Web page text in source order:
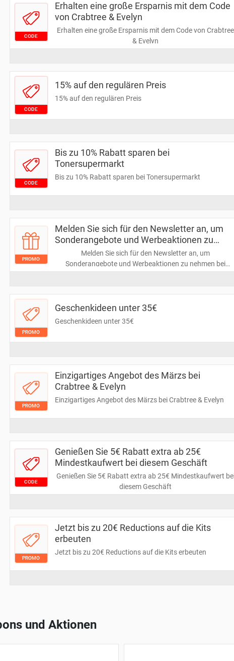
CODE
Erhalten eine große Ersparnis mit dem Code
von Crabtree & Evelyn
Erhalten eine große Ersparnis mit dem Code von Crabtree
& Evelyn
CODE
15% auf den regulären Preis
15% auf den regulären Preis
CODE
Bis zu 10% Rabatt sparen bei
Tonersupermarkt
Bis zu 10% Rabatt sparen bei Tonersupermarkt
PROMO
Melden Sie sich für den Newsletter an, um
Sonderangebote und Werbeaktionen zu
nehmen bei Crabtree & Evelyn
Melden Sie sich für den Newsletter an, um
Sonderangebote und Werbeaktionen zu nehmen bei
PROMO
Geschenkideen unter 35€
Geschenkideen unter 35€
PROMO
Einzigartiges Angebot des Märzs bei
Crabtree & Evelyn
Einzigartiges Angebot des Märzs bei Crabtree & Evelyn
CODE
Genießen Sie 5€ Rabatt extra ab 25€
Mindestkaufwert bei diesem Geschäft
Genießen Sie 5€ Rabatt extra ab 25€ Mindestkaufwert
diesem Geschäft
PROMO
Jetzt bis zu 20€ Reductions auf die Kits
erbeuten
Jetzt bis zu 20€ Reductions auf die Kits erbeuten
und Aktionen